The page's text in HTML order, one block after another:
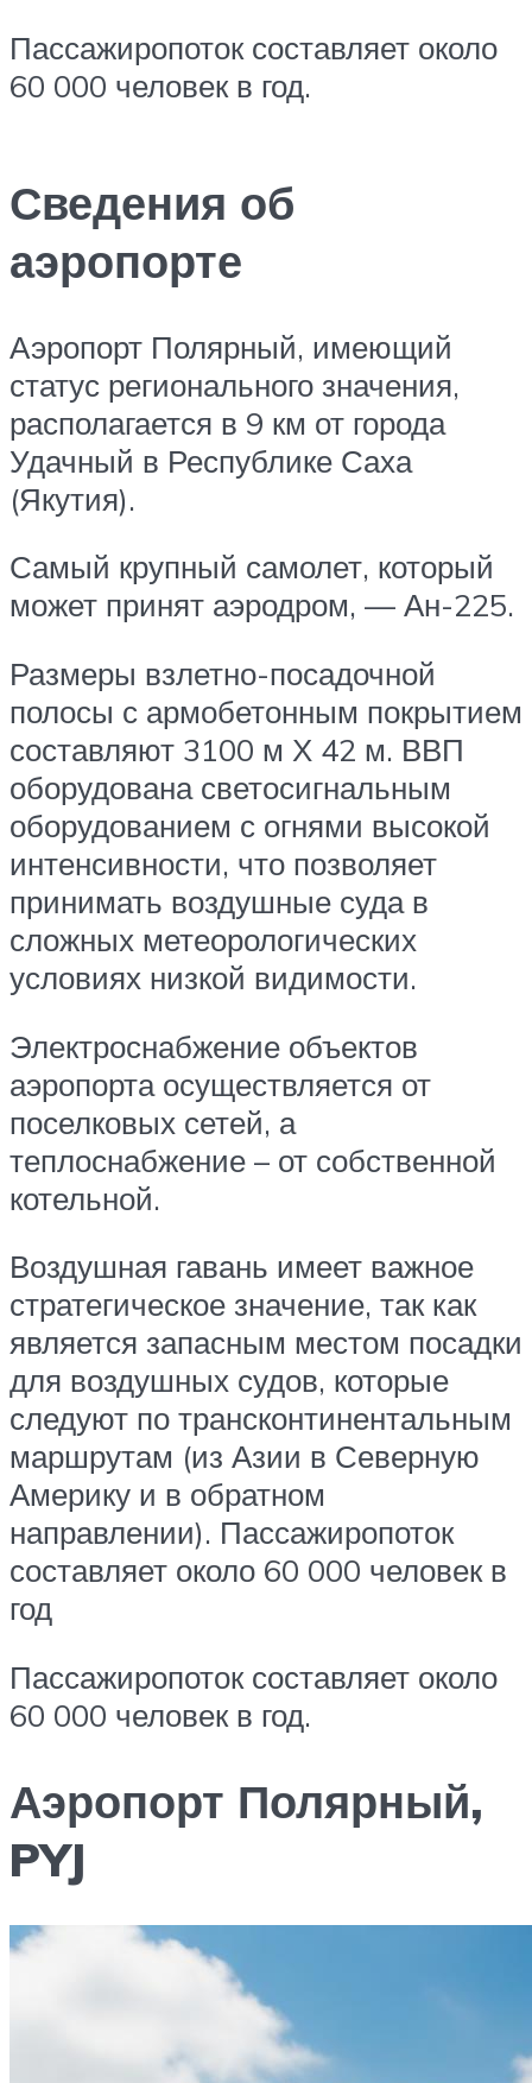
Пассажиропоток составляет около
60 000 человек в год.
Сведения об
аэропорте
Аэропорт Полярный, имеющий
статус регионального значения,
располагается в 9 км от города
Удачный в Республике Саха
(Якутия).
Самый крупный самолет, который
может принят аэродром, — Ан-225.
Размеры взлетно-посадочной
полосы с армобетонным покрытием
составляют 3100 м Х 42 м. ВВП
оборудована светосигнальным
оборудованием с огнями высокой
интенсивности, что позволяет
принимать воздушные суда в
сложных метеорологических
условиях низкой видимости.
Электроснабжение объектов
аэропорта осуществляется от
поселковых сетей, а
теплоснабжение – от собственной
котельной.
Воздушная гавань имеет важное
стратегическое значение, так как
является запасным местом посадки
для воздушных судов, которые
следуют по трансконтинентальным
маршрутам (из Азии в Северную
Америку и в обратном
направлении). Пассажиропоток
составляет около 60 000 человек в
год
Пассажиропоток составляет около
60 000 человек в год.
Аэропорт Полярный,
PYJ